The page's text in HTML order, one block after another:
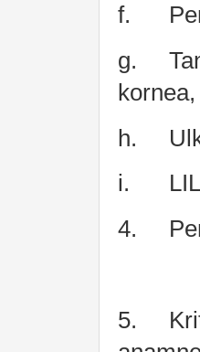
f.
g.
h.
i.
4.
5.